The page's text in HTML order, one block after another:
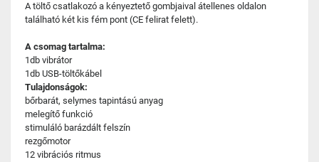
A töltő csatlakozó a kényeztető gombjaival átellenes oldalon
található két kis fém pont (CE felirat felett).
A csomag tartalma:
1db vibrátor
1db USB-töltőkábel
Tulajdonságok:
bőrbarát, selymes tapintású anyag
melegítő funkció
stimuláló barázdált felszín
rezgőmotor
12 vibrációs ritmus